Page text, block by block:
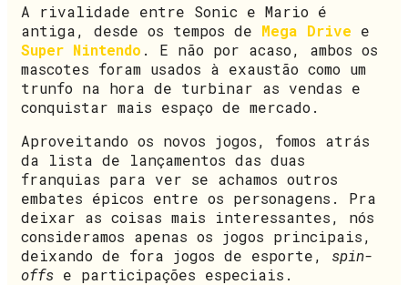
A rivalidade entre Sonic e Mario é
antiga, desde os tempos de Mega Drive e
Super Nintendo . E não por acaso, ambos os
mascotes foram usados à exaustão como um
trunfo na hora de turbinar as vendas e
conquistar mais espaço de mercado.
Aproveitando os novos jogos, fomos atrás
da lista de lançamentos das duas
franquias para ver se achamos outros
embates épicos entre os personagens. Pra
deixar as coisas mais interessantes, nós
consideramos apenas os jogos principais,
deixando de fora jogos de esporte, spin-
offs e participações especiais.